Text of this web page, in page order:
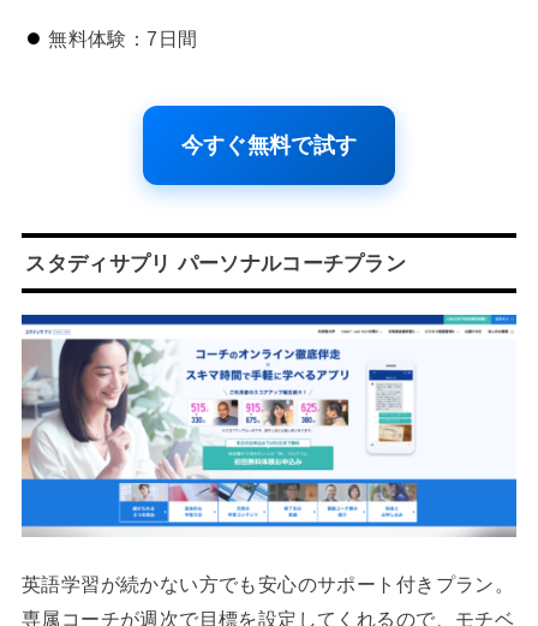
無料体験：7日間
今すぐ無料で試す
スタディサプリ パーソナルコーチプラン
英語学習が続かない方でも安心のサポート付きプラン。
専属コーチが週次で目標を設定してくれるので、モチベ